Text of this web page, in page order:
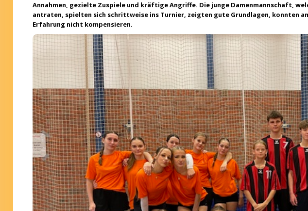
Annahmen, gezielte Zuspiele und kräftige Angriffe. Die junge Damenmannschaft,
antraten, spielten sich schrittweise ins Turnier, zeigten gute Grundlagen, konnten
Erfahrung nicht kompensieren.